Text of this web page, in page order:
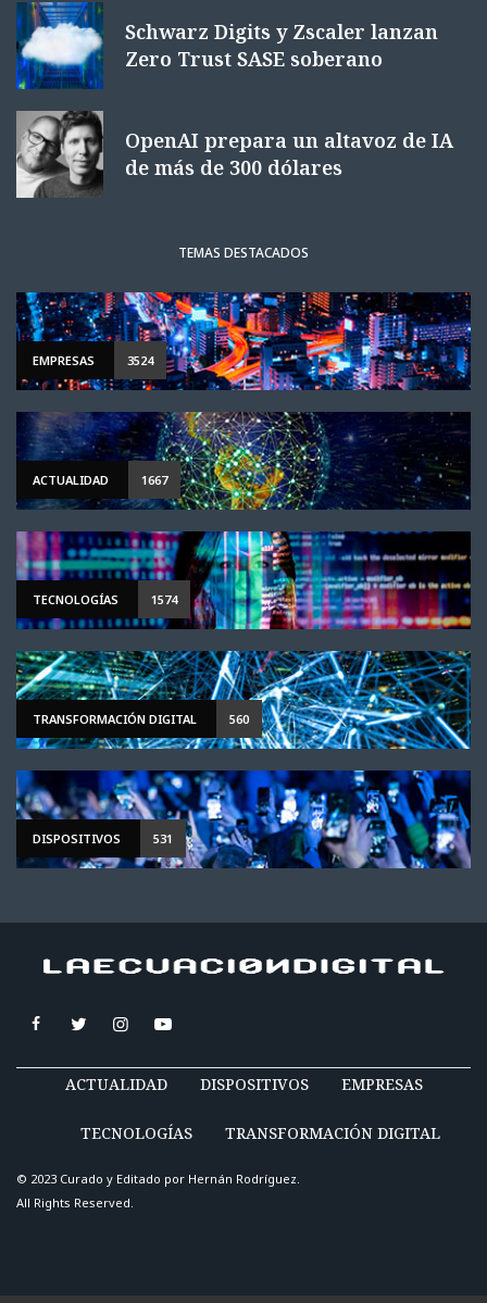
Schwarz Digits y Zscaler lanzan
Zero Trust SASE soberano
OpenAI prepara un altavoz de IA
de más de 300 dólares
TEMAS DESTACADOS
EMPRESAS 3524
ACTUALIDAD 1667
TECNOLOGÍAS 1574
TRANSFORMACIÓN DIGITAL 560
DISPOSITIVOS 531
ACTUALIDAD DISPOSITIVOS EMPRESAS
TECNOLOGÍAS TRANSFORMACIÓN DIGITAL
© 2023 Curado y Editado por Hernán Rodríguez.
All Rights Reserved.